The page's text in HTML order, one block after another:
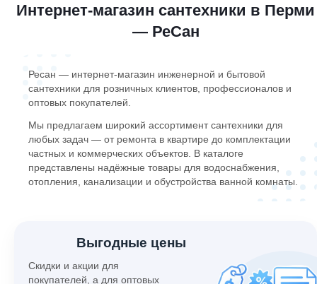
Интернет-магазин сантехники в Перми
— РеСан
Ресан — интернет-магазин инженерной и бытовой
сантехники для розничных клиентов, профессионалов и
оптовых покупателей.
Мы предлагаем широкий ассортимент сантехники для
любых задач — от ремонта в квартире до комплектации
частных и коммерческих объектов. В каталоге
представлены надёжные товары для водоснабжения,
отопления, канализации и обустройства ванной комнаты.
Выгодные цены
Скидки и акции для
покупателей, а для оптовых